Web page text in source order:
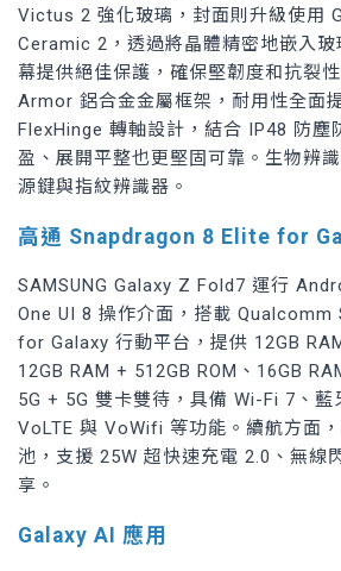
Victus 2 強化玻璃，封面則升級使用
Ceramic 2，透過將晶體精密地嵌入玻
幕提供絕佳保護，確保堅韌度和抗裂
Armor 鋁合金金屬框架，耐用性全面
FlexHinge 轉軸設計，結合 IP48 防塵
盈、展開平整也更堅固可靠。生物辨
源鍵與指紋辨識器。
高通 Snapdragon 8 Elite for
SAMSUNG Galaxy Z Fold7 運行
One UI 8 操作介面，搭載 Qualcomm
for Galaxy 行動平台，提供 12GB
12GB RAM + 512GB ROM、16GB
5G + 5G 雙卡雙待，具備 Wi-Fi 7、藍
VoLTE 與 VoWifi 等功能。續航方面
池，支援 25W 超快速充電 2.0、無線
享。
Galaxy AI 應用